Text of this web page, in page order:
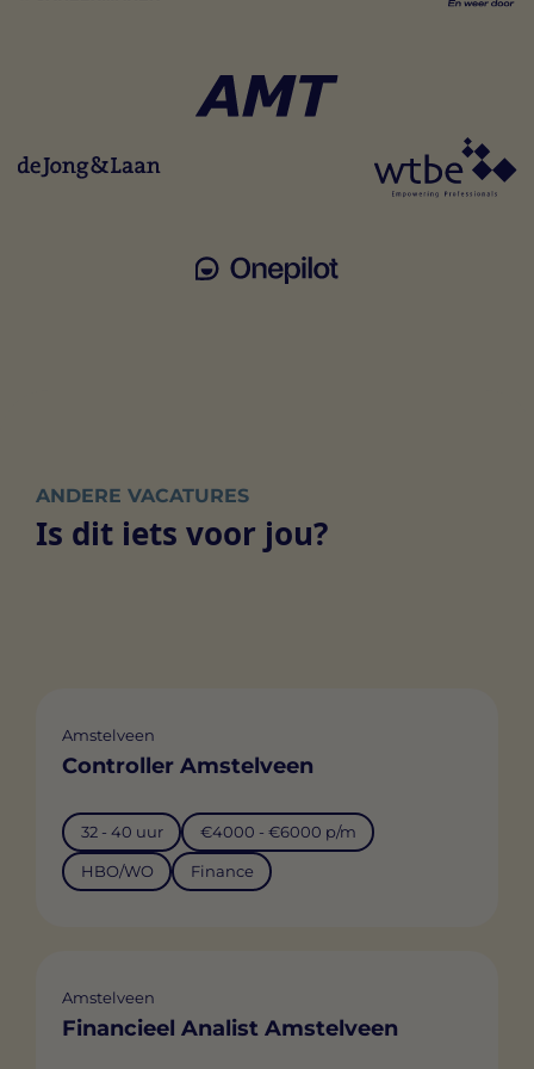
ANDERE VACATURES
Is dit iets voor jou?
Amstelveen
Controller Amstelveen
32 - 40 uur €4000 - €6000 p/m
HBO/WO Finance
Amstelveen
Financieel Analist Amstelveen